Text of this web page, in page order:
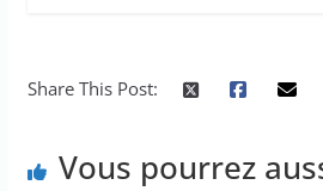
Share This Post:
Vous pourrez